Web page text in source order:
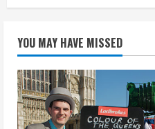
YOU MAY HAVE MISSED